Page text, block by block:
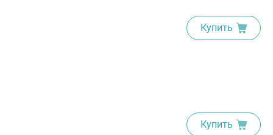
Купить
Купить